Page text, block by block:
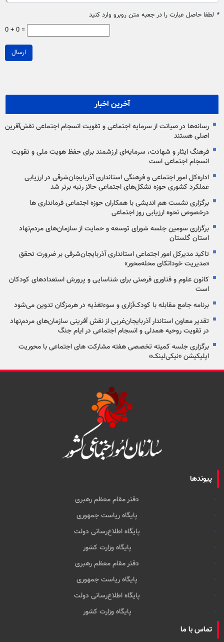
* لطفا حاصل عبارت را در جعبه متن روبرو وارد کنید
0 + 0 =
ارسال
آخرین اخبار
رسانه‌ها در صیانت از سرمایه اجتماعی و تقویت انسجام اجتماعی نقش‌آفرین‌
اصلی هستند
فرهنگ ایثار و شهادت، سرمایه‌ای ارزشمند برای حفظ هویت ملی و تقویت
انسجام اجتماعی است
اداره‌کل امور اجتماعی و فرهنگی استانداری آذربایجان‌شرقی در ارزیابی
عملکرد کشوری حوزه تشکل‌های اجتماعی حائز رتبه برتر شد
برگزاری نشست هم اندیشی با همکاران حوزه اجتماعی فرمانداری ها
درخصوص نحوه ارزیابی روز اجتماعی
برگزاری سومین جلسه شورای توسعه و حمایت از سازمان‌های مردم‌نهاد
استان گلستان
تاکید مدیرکل امور اجتماعی استانداری آذربایجان‌شرقی بر ضرورت تحقق
«مدیریت خوداتکای محله‌محور»
کانون علوم و فناوری فرصتی برای شناسایی و پرورش استعدادهای کودکان
است
برنامه جامع مقابله با کودک‌آزاری و سوءتغذیه در هرمزگان تدوین می‌شود
تقدیر معاون استاندار آذربایجان‌غربی از نقش آفرینی سازمان‌های مردم‌نهاد
در تقویت روحیه همدلی و انسجام اجتماعی در ایام جنگ
برگزاری جلسه کمیته تخصصی هفته مشارکت های اجتماعی با محوریت
اپلیکیشن «نیکی‌لینک»
پیوندها
دفتر مقام معظم رهبری
پایگاه ریاست جمهوری
پایگاه اطلاع‌رسانی دولت
پایگاه وزارت کشور
دفتر مقام معظم رهبری
پایگاه ریاست جمهوری
پایگاه اطلاع‌رسانی دولت
پایگاه وزارت کشور
تماس با ما